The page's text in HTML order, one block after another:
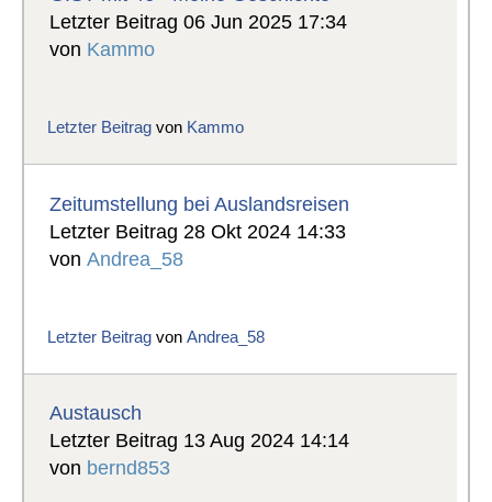
Letzter Beitrag 06 Jun 2025 17:34
von Kammo
Letzter Beitrag von Kammo
Zeitumstellung bei Auslandsreisen
Letzter Beitrag 28 Okt 2024 14:33
vonAndrea_58
Letzter Beitrag vonAndrea_58
Austausch
Letzter Beitrag 13 Aug 2024 14:14
von bernd853